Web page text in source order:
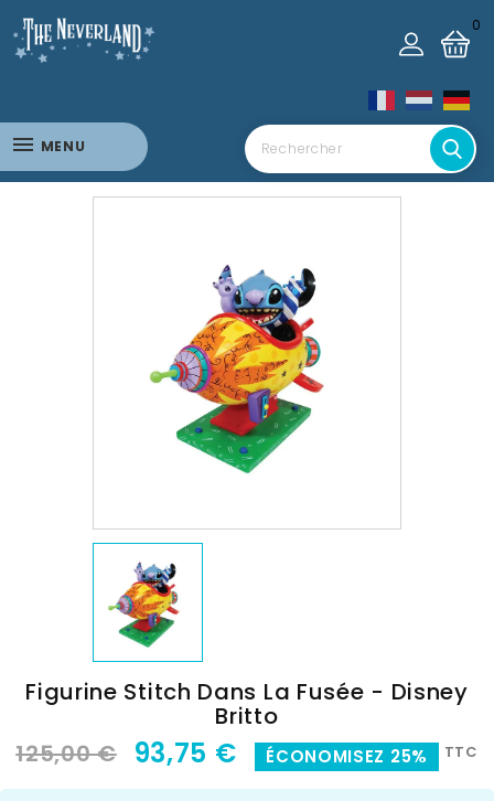
0
MENU
Figurine Stitch Dans La Fusée - Disney
Britto
125,00 €
93,75 € ÉCONOMISEZ 25% TTC